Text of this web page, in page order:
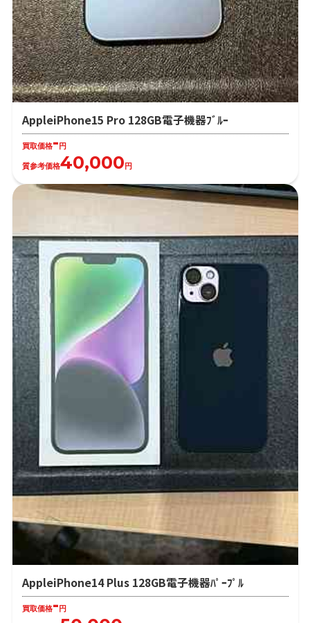
AppleiPhone15 Pro 128GB電子機器ﾌﾞﾙｰ
買取価格- 円
質参考価格40,000 円
AppleiPhone14 Plus 128GB電子機器ﾊﾟｰﾌﾟﾙ
買取価格-円